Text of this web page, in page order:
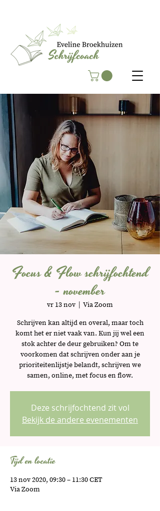
Focus & Flow schrijfochtend
- november
vr 13 nov
Via Zoom
Schrijven kan altijd en overal, maar toch
komt het er niet vaak van. Kun jij wel een
stok achter de deur gebruiken? Om te
voorkomen dat schrijven onder aan je
prioriteitenlijstje belandt, schrijven we
samen, online, met focus en flow.
Deze schrijfochtend zit vol
Bekijk de andere evenementen
Tijd en locatie
13 nov 2020, 09:30 – 11:30 CET
Via Zoom